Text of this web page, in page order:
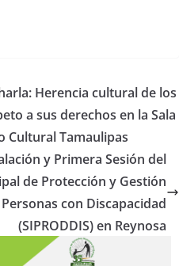
Herencia cultural de los
a sus derechos en la Sala
Cultural Tamaulipas
y Primera Sesión del
de Protección y Gestión
con Discapacidad
(SIPRODDIS) en Reynosa